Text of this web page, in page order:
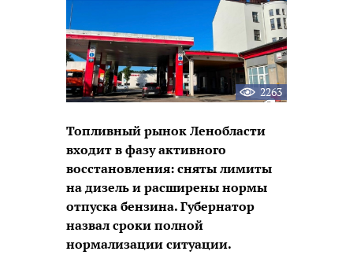
2263
Топливный рынок Ленобласти
входит в фазу активного
восстановления: сняты лимиты
на дизель и расширены нормы
отпуска бензина. Губернатор
назвал сроки полной
нормализации ситуации.